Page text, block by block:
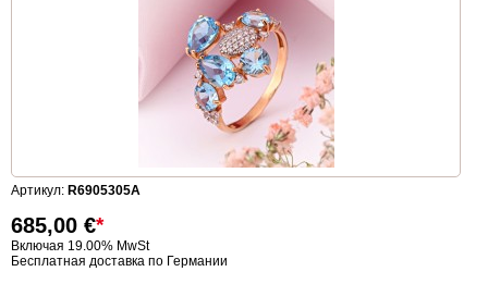
Артикул: R6905305A
685,00 €*
Включая 19.00% MwSt
Бесплатная доставка по Германии